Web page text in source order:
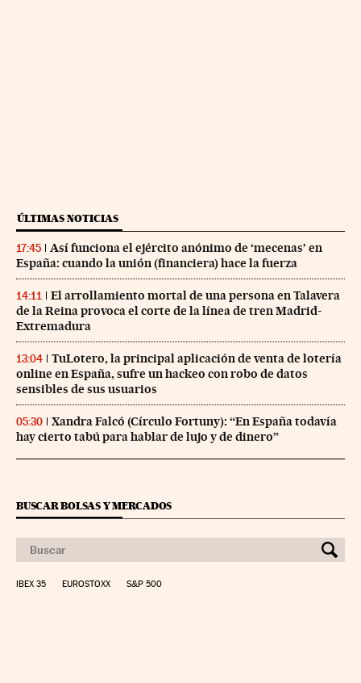
ÚLTIMAS NOTICIAS
17:45
Así funciona el ejército anónimo de ‘mecenas’ en
España: cuando la unión (financiera) hace la fuerza
14:11
El arrollamiento mortal de una persona en Talavera
de la Reina provoca el corte de la línea de tren Madrid-
Extremadura
13:04
TuLotero, la principal aplicación de venta de lotería
online en España, sufre un hackeo con robo de datos
sensibles de sus usuarios
05:30
Xandra Falcó (Círculo Fortuny): “En España todavía
hay cierto tabú para hablar de lujo y de dinero”
BUSCAR BOLSAS Y MERCADOS
IBEX 35 EUROSTOXX S&P 500